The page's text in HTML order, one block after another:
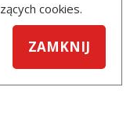
cookies.
ZAMKNIJ